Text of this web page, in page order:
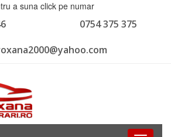
a suna click pe numar
0754 375 375